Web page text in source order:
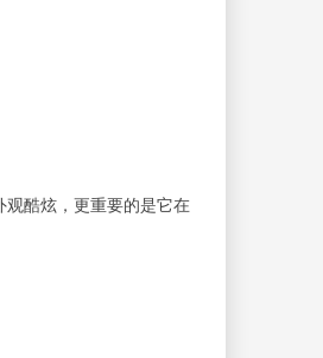
观酷炫，更重要的是它在